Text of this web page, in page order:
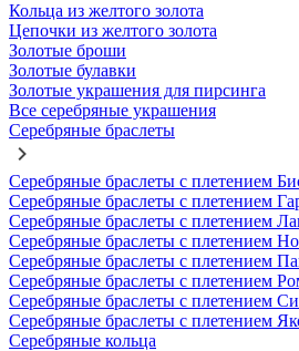
Кольца из желтого золота
Цепочки из желтого золота
Золотые броши
Золотые булавки
Золотые украшения для пирсинга
Все серебряные украшения
Серебряные браслеты
Серебряные браслеты с плетением
Серебряные браслеты с плетением
Серебряные браслеты с плетением
Серебряные браслеты с плетением
Серебряные браслеты с плетением
Серебряные браслеты с плетением
Серебряные браслеты с плетением
Серебряные браслеты с плетением
Серебряные кольца